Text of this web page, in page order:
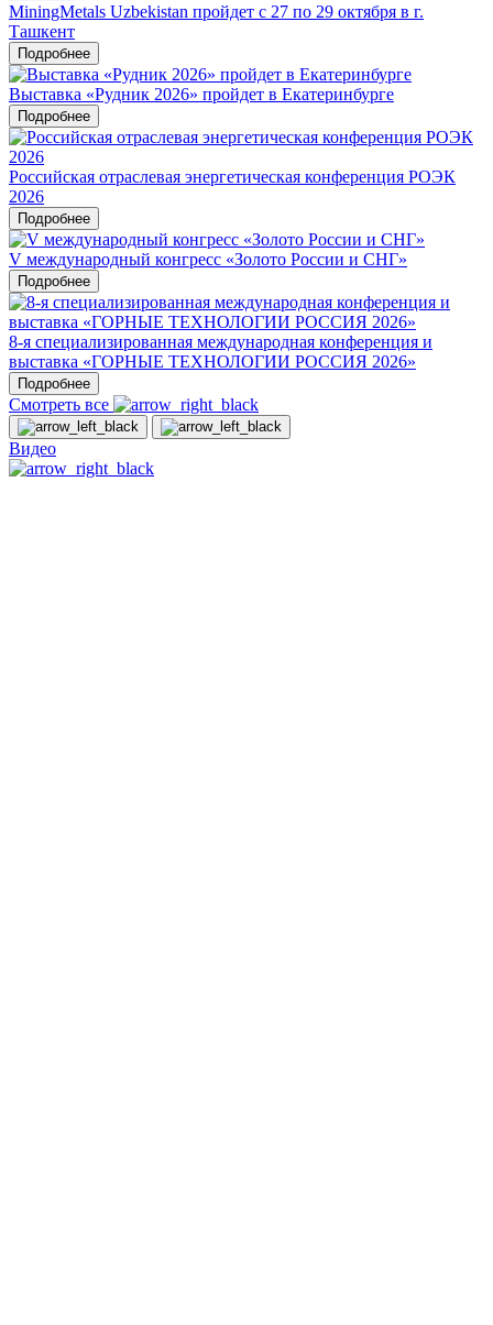
MiningMetals Uzbekistan пройдет с 27 по 29 октября в г.
Ташкент
Подробнее
Выставка «Рудник 2026» пройдет в Екатеринбурге
Подробнее
Российская отраслевая энергетическая конференция РОЭК
2026
Подробнее
V международный конгресс «Золото России и СНГ»
Подробнее
8-я специализированная международная конференция и
выставка «ГОРНЫЕ ТЕХНОЛОГИИ РОССИЯ 2026»
Подробнее
Смотреть все
Видео